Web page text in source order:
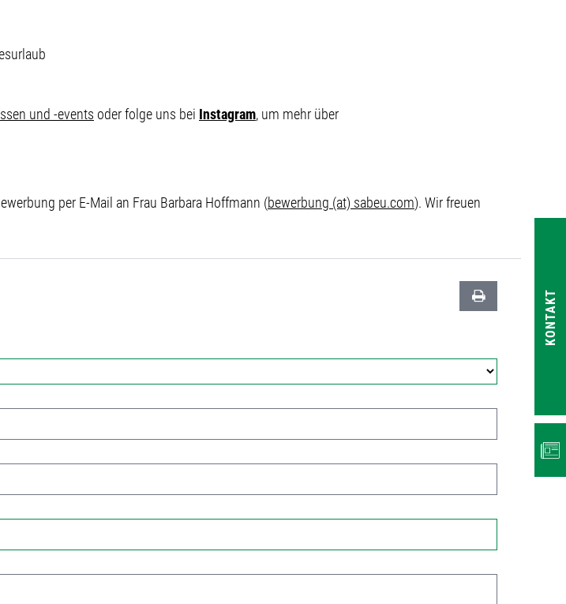
und -events oder folge uns bei Instagram, um mehr über
per E-Mail an Frau Barbara Hoffmann (bewerbung (at) sabeu.com). Wir freuen
KONTAKT